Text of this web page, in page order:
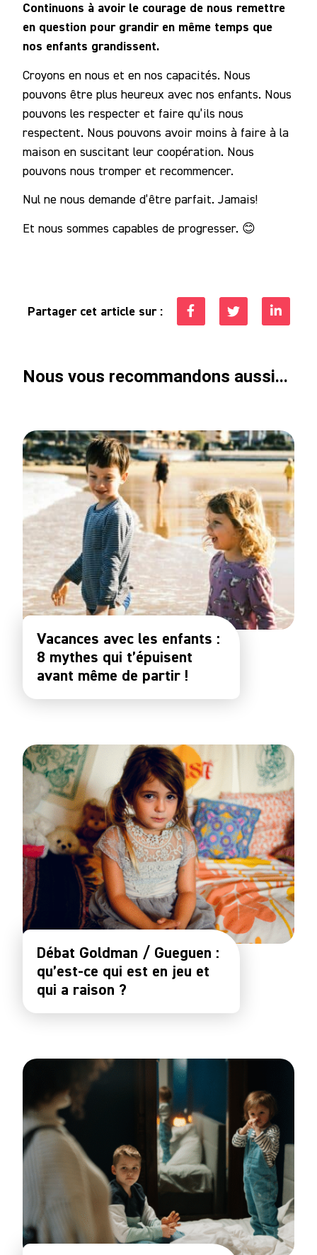
Continuons à avoir le courage de nous remettre
en question pour grandir en même temps que
nos enfants grandissent.
Croyons en nous et en nos capacités. Nous
pouvons être plus heureux avec nos enfants. Nous
pouvons les respecter et faire qu’ils nous
respectent. Nous pouvons avoir moins à faire à la
maison en suscitant leur coopération. Nous
pouvons nous tromper et recommencer.
Nul ne nous demande d’être parfait. Jamais!
Et nous sommes capables de progresser. 😊
Partager cet article sur :
Nous vous recommandons aussi...
Vacances avec les enfants :
8 mythes qui t’épuisent
avant même de partir !
Débat Goldman / Gueguen :
qu’est-ce qui est en jeu et
qui a raison ?